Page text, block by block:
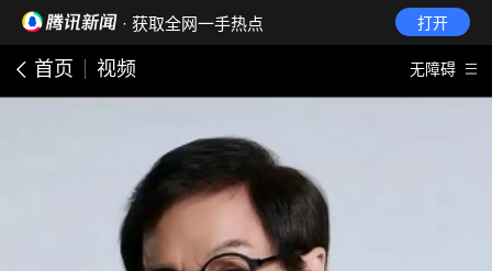
· 获取全网一手热点 打开
首页 视频 无障碍